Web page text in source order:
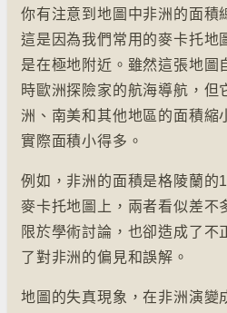
你有注意到地圖中非洲的面積
這是因為我們常用的麥卡托地
是在極地附近。雖然這張地圖
時歐洲探險家的航海導航，但
洲、南美和其他地區的面積縮
實際面積小得多。
例如，非洲的面積是格陵蘭的
麥卡托地圖上，兩者看似差不
限於學術討論，也卻造成了不
了對非洲的偏見和誤解。
地圖的失真現象，在非洲演變